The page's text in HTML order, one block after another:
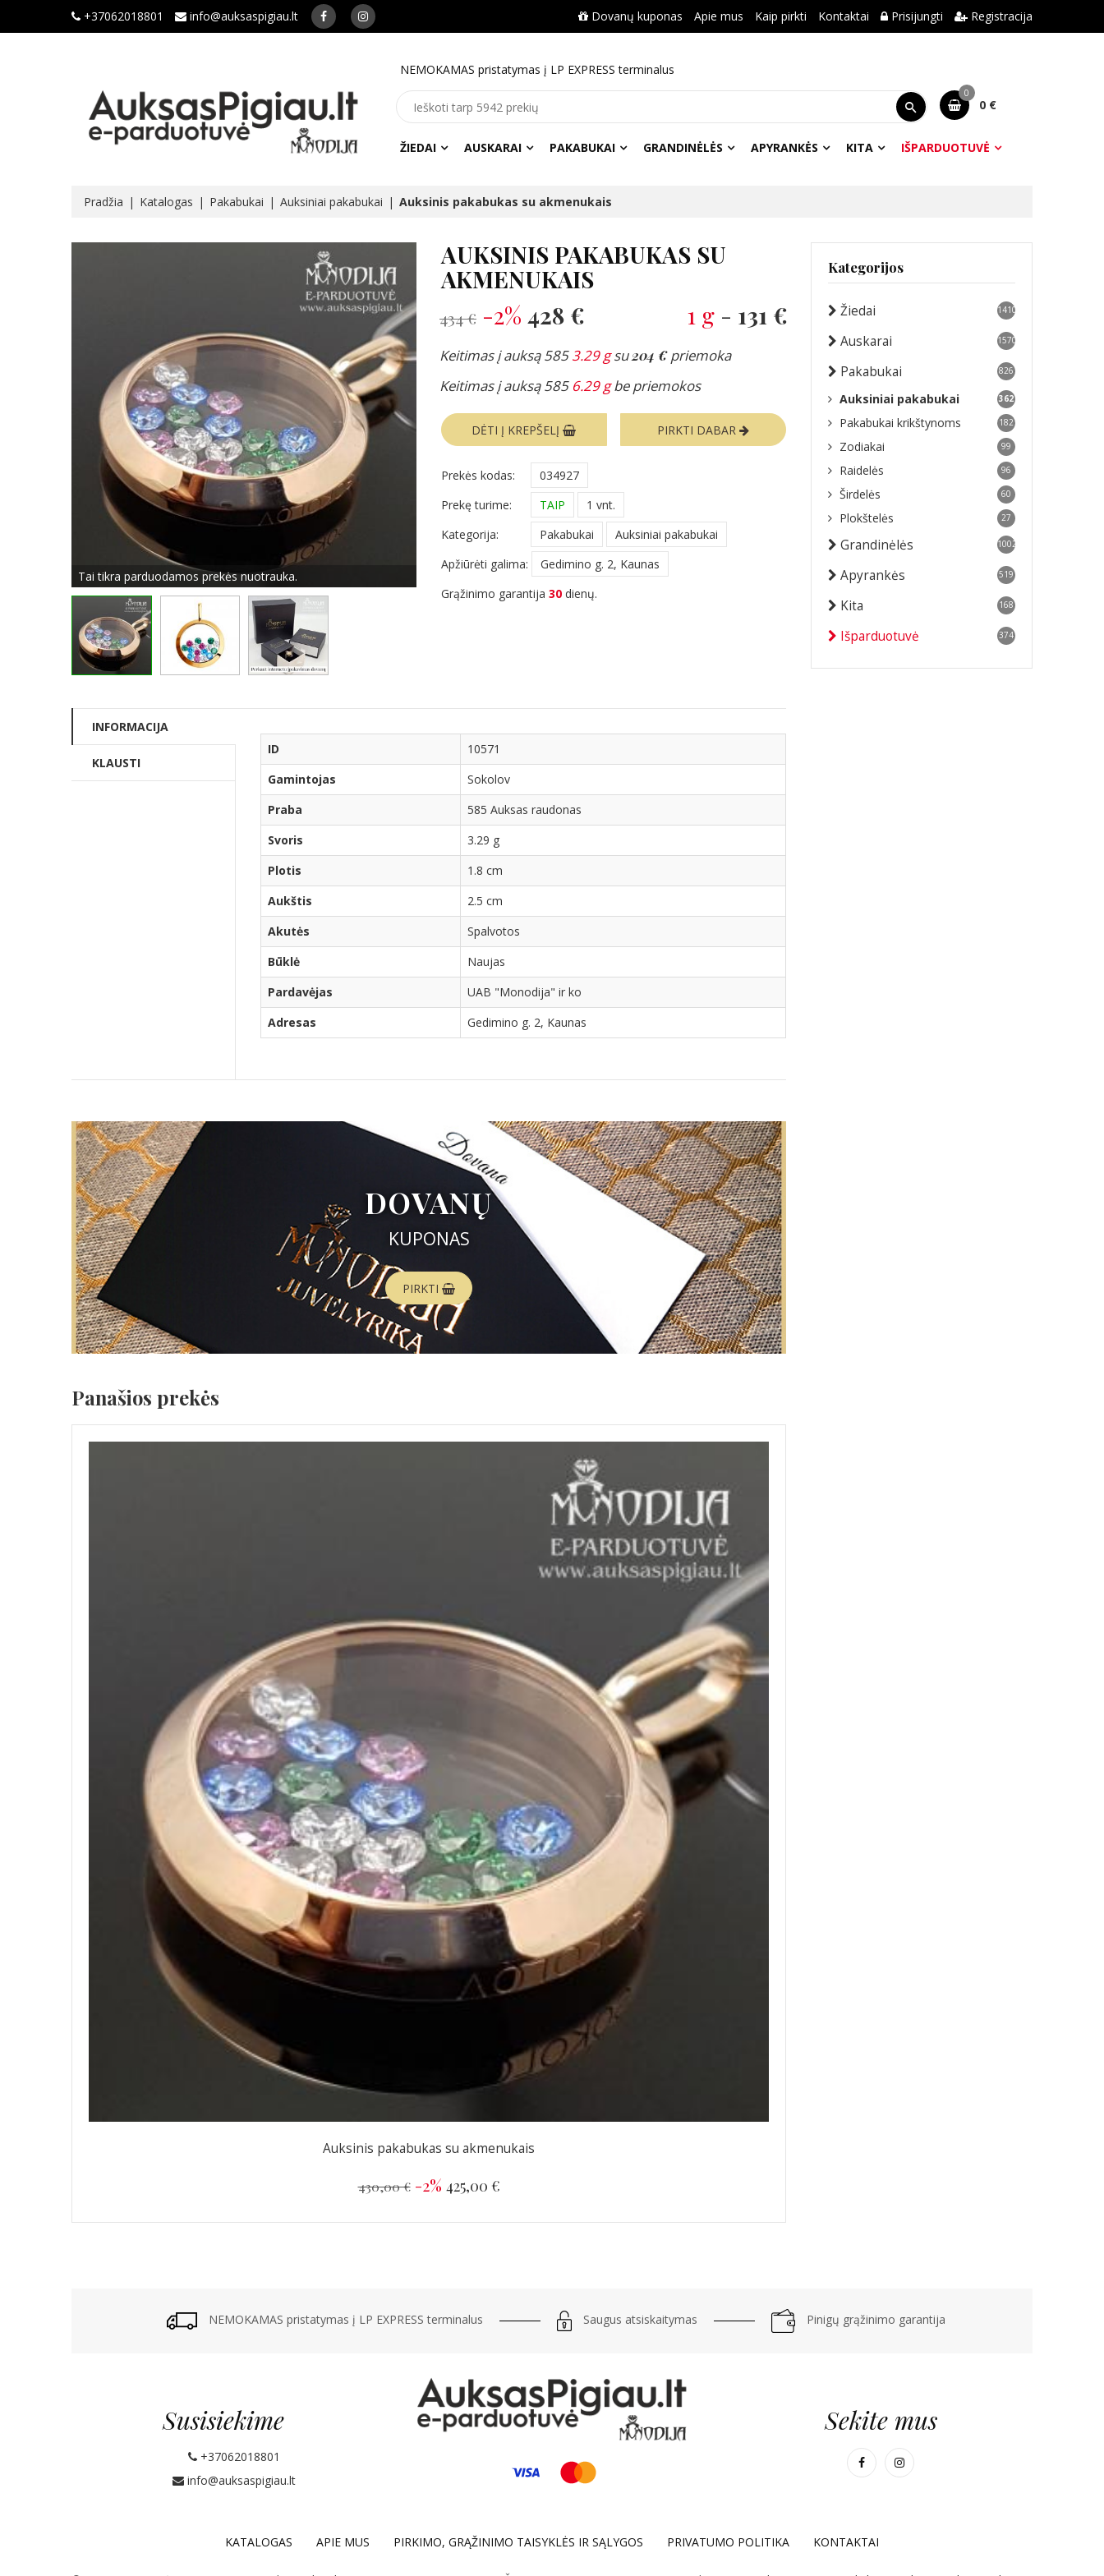
+37062018801 info@auksaspigiau.lt Dovanų kuponas Apie mus Kaip pirkti Kontaktai Prisijungti Registracija
NEMOKAMAS pristatymas į LP EXPRESS terminalus
0
0 €
ŽIEDAI AUSKARAI PAKABUKAI GRANDINĖLĖS APYRANKĖS KITA IŠPARDUOTUVĖ
Pradžia Katalogas Pakabukai Auksiniai pakabukai Auksinis pakabukas su akmenukais
Tai tikra parduodamos prekės nuotrauka.
AUKSINIS PAKABUKAS SU
AKMENUKAIS
434 € -2% 428 € 1 g - 131 €
Keitimas į auksą 5853.29 gsu204 €priemoka
Keitimas į auksą 585 6.29 gbe priemokos
DĖTI Į KREPŠELĮ PIRKTI DABAR
Prekės kodas:
034927
Prekę turime:
TAIP
1 vnt.
Kategorija:
Pakabukai
Auksiniai pakabukai
Apžiūrėti galima:
Gedimino g. 2, Kaunas
Grąžinimo garantija 30 dienų.
INFORMACIJA
KLAUSTI
ID
10571
Gamintojas
Sokolov
Praba
585 Auksas raudonas
Svoris
3.29 g
Plotis
1.8 cm
Aukštis
2.5 cm
Akutės
Spalvotos
Būklė
Naujas
Pardavėjas
UAB "Monodija" ir ko
Adresas
Gedimino g. 2, Kaunas
DOVANŲ
KUPONAS
PIRKTI
Panašios prekės
Auksinis pakabukas su akmenukais
430,00 € -2% 425,00 €
Kategorijos
Žiedai 1410
Auskarai 1570
Pakabukai 826
Auksiniai pakabukai 362
Pakabukai krikštynoms 182
Zodiakai 99
Raidelės 96
Širdelės 60
Plokštelės 27
Grandinėlės 1002
Apyrankės 519
Kita 168
Išparduotuvė 374
NEMOKAMAS pristatymas į LP EXPRESS terminalus Saugus atsiskaitymas Pinigų grąžinimo garantija
Susisiekime
+37062018801
info@auksaspigiau.lt
Sekite mus
KATALOGAS APIE MUS PIRKIMO, GRĄŽINIMO TAISYKLĖS IR SĄLYGOS PRIVATUMO POLITIKA KONTAKTAI